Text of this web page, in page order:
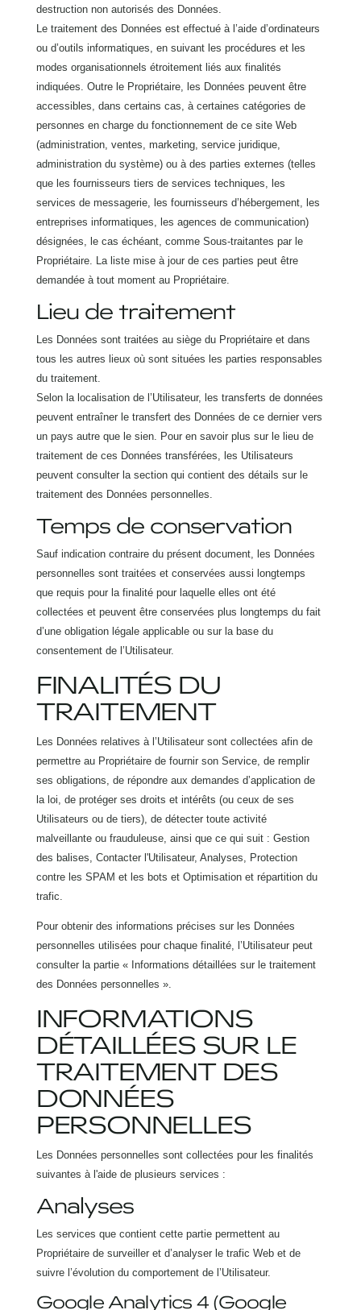
destruction non autorisés des Données.
Le traitement des Données est effectué à l’aide d’ordinateurs
ou d’outils informatiques, en suivant les procédures et les
modes organisationnels étroitement liés aux finalités
indiquées. Outre le Propriétaire, les Données peuvent être
accessibles, dans certains cas, à certaines catégories de
personnes en charge du fonctionnement de ce site Web
(administration, ventes, marketing, service juridique,
administration du système) ou à des parties externes (telles
que les fournisseurs tiers de services techniques, les
services de messagerie, les fournisseurs d’hébergement, les
entreprises informatiques, les agences de communication)
désignées, le cas échéant, comme Sous-traitantes par le
Propriétaire. La liste mise à jour de ces parties peut être
demandée à tout moment au Propriétaire.
Lieu de traitement
Les Données sont traitées au siège du Propriétaire et dans
tous les autres lieux où sont situées les parties responsables
du traitement.
Selon la localisation de l’Utilisateur, les transferts de données
peuvent entraîner le transfert des Données de ce dernier vers
un pays autre que le sien. Pour en savoir plus sur le lieu de
traitement de ces Données transférées, les Utilisateurs
peuvent consulter la section qui contient des détails sur le
traitement des Données personnelles.
Temps de conservation
Sauf indication contraire du présent document, les Données
personnelles sont traitées et conservées aussi longtemps
que requis pour la finalité pour laquelle elles ont été
collectées et peuvent être conservées plus longtemps du fait
d’une obligation légale applicable ou sur la base du
consentement de l’Utilisateur.
FINALITÉS DU
TRAITEMENT
Les Données relatives à l’Utilisateur sont collectées afin de
permettre au Propriétaire de fournir son Service, de remplir
ses obligations, de répondre aux demandes d’application de
la loi, de protéger ses droits et intérêts (ou ceux de ses
Utilisateurs ou de tiers), de détecter toute activité
malveillante ou frauduleuse, ainsi que ce qui suit : Gestion
des balises, Contacter l'Utilisateur, Analyses, Protection
contre les SPAM et les bots et Optimisation et répartition du
trafic.
Pour obtenir des informations précises sur les Données
personnelles utilisées pour chaque finalité, l’Utilisateur peut
consulter la partie « Informations détaillées sur le traitement
des Données personnelles ».
INFORMATIONS
DÉTAILLÉES SUR LE
TRAITEMENT DES
DONNÉES
PERSONNELLES
Les Données personnelles sont collectées pour les finalités
suivantes à l'aide de plusieurs services :
Analyses
Les services que contient cette partie permettent au
Propriétaire de surveiller et d’analyser le trafic Web et de
suivre l’évolution du comportement de l’Utilisateur.
Google Analytics 4 (Google